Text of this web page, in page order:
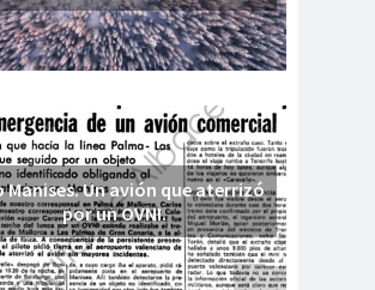
Manises. Un avión que aterrizó
por un OVNI.